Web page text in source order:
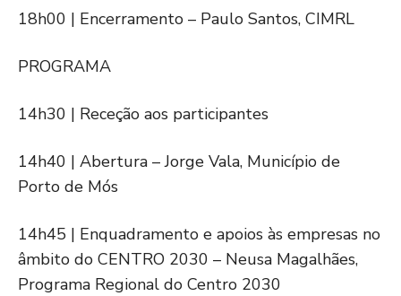
18h00 | Encerramento – Paulo Santos, CIMRL
PROGRAMA
14h30 | Receção aos participantes
14h40 | Abertura – Jorge Vala, Município de
Porto de Mós
14h45 | Enquadramento e apoios às empresas no
âmbito do CENTRO 2030 – Neusa Magalhães,
Programa Regional do Centro 2030